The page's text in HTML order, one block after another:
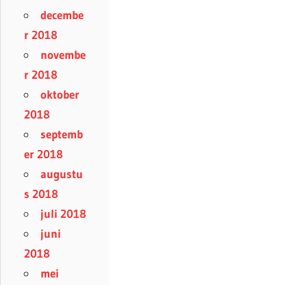
decembe
r 2018
novembe
r 2018
oktober
2018
septemb
er 2018
augustu
s 2018
juli 2018
juni
2018
mei